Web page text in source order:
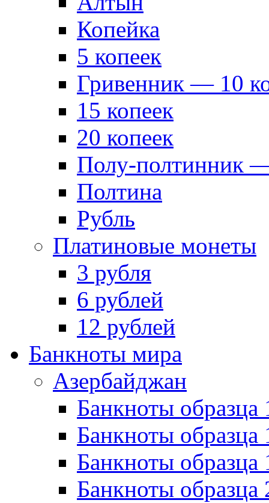
Копейка
5 копеек
Гривенник — 10
15 копеек
20 копеек
Полу-полтинник
Полтина
Рубль
Платиновые монеты
3 рубля
6 рублей
12 рублей
Банкноты мира
Азербайджан
Банкноты образца
Банкноты образца
Банкноты
Банкноты образца